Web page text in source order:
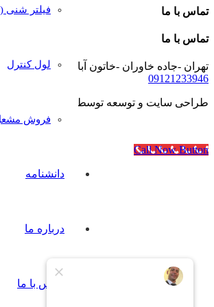
فیلتر شنی
لول کنترل
فروش مشعل
دانشنامه
درباره ما
تماس با ما
تماس با ما
تماس با ما
تهران -جاده خاوران -خاتون آباد- خیابان رجایی-
09121233946
طراحی سایت و توسعه توسط
Call Now Button